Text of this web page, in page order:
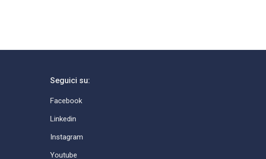
Seguici su:
Facebook
Linkedin
Instagram
Youtube